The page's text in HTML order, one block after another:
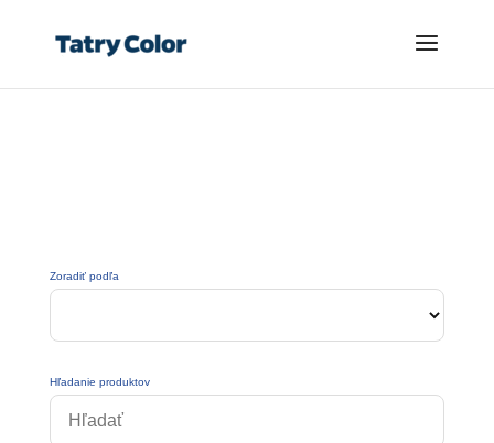
Zoradiť podľa
Hľadanie produktov